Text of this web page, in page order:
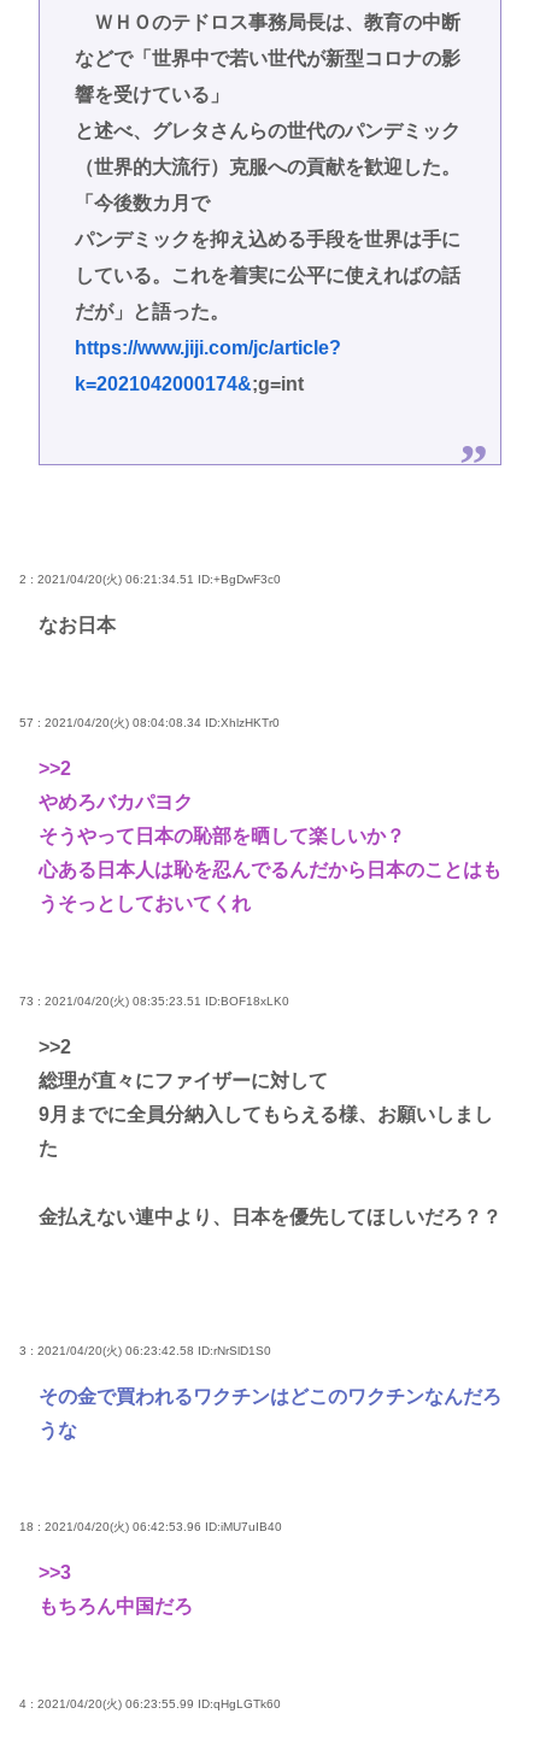
ＷＨＯのテドロス事務局長は、教育の中断
などで「世界中で若い世代が新型コロナの影
響を受けている」
と述べ、グレタさんらの世代のパンデミック
（世界的大流行）克服への貢献を歓迎した。
「今後数カ月で
パンデミックを抑え込める手段を世界は手に
している。これを着実に公平に使えればの話
だが」と語った。
https://www.jiji.com/jc/article?
k=2021042000174&;g=int
2 : 2021/04/20(火) 06:21:34.51 ID:+BgDwF3c0
なお日本
57 : 2021/04/20(火) 08:04:08.34 ID:XhlzHKTr0
>>2
やめろバカパヨク
そうやって日本の恥部を晒して楽しいか？
心ある日本人は恥を忍んでるんだから日本のことはも
うそっとしておいてくれ
73 : 2021/04/20(火) 08:35:23.51 ID:BOF18xLK0
>>2
総理が直々にファイザーに対して
9月までに全員分納入してもらえる様、お願いしまし
た
金払えない連中より、日本を優先してほしいだろ？？
3 : 2021/04/20(火) 06:23:42.58 ID:rNrSlD1S0
その金で買われるワクチンはどこのワクチンなんだろ
うな
18 : 2021/04/20(火) 06:42:53.96 ID:iMU7uIB40
>>3
もちろん中国だろ
4 : 2021/04/20(火) 06:23:55.99 ID:qHgLGTk60